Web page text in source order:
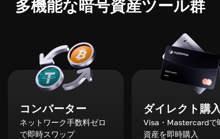
多機能な暗号資産ツール群
コンバーター
ネットワーク手数料ゼロ
で即時スワップ
ダイレクト購
Visa・Mastercardで
資産を即時購入